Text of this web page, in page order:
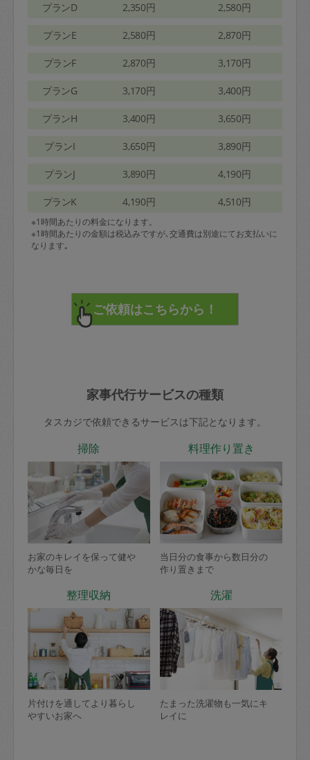
プランD 2,350円 2,580円
プランE 2,580円 2,870円
プランF 2,870円 3,170円
プランG 3,170円 3,400円
プランH 3,400円 3,650円
プランI 3,650円 3,890円
プランJ 3,890円 4,190円
プランK 4,190円 4,510円
※1時間あたりの料金になります。
※1時間あたりの金額は税込みですが､交通費は別途にてお支払いに
なります｡
家事代行サービスの種類
タスカジで依頼できるサービスは下記となります。
掃除
お家のキレイを保って健や
かな毎日を
料理作り置き
当日分の食事から数日分の
作り置きまで
整理収納
片付けを通してより暮らし
やすいお家へ
洗濯
たまった洗濯物も一気にキ
レイに